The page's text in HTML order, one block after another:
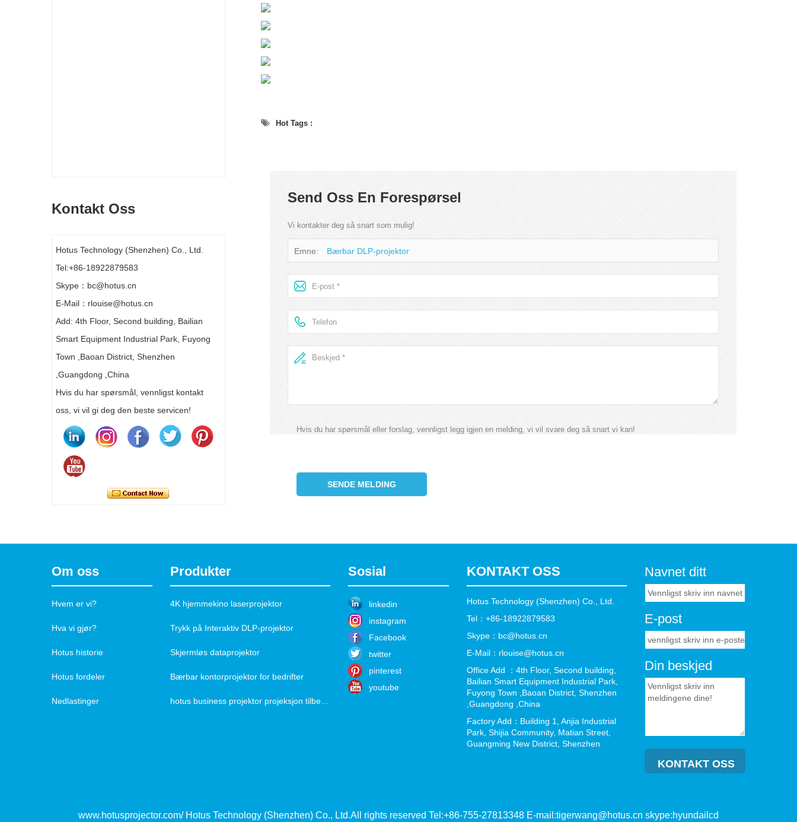
Kontakt Oss
Hotus Technology (Shenzhen) Co., Ltd.
Tel:+86-18922879583
Skype：bc@hotus.cn
E-Mail：rlouise@hotus.cn
Add: 4th Floor, Second building, Bailian
Smart Equipment Industrial Park, Fuyong
Town ,Baoan District, Shenzhen
,Guangdong ,China
Hvis du har spørsmål, vennligst kontakt
oss, vi vil gi deg den beste servicen!
Hot Tags :
Send Oss En Forespørsel
Vi kontakter deg så snart som mulig!
Emne: Bærbar DLP-projektor
Hvis du har spørsmål eller forslag, vennligst legg igjen en melding, vi vil svare deg så snart vi kan!
SENDE MELDING
Om oss
Hvem er vi?
Hva vi gjør?
Hotus historie
Hotus fordeler
Nedlastinger
Produkter
4K hjemmekino laserprojektor
Trykk på Interaktiv DLP-projektor
Skjermløs dataprojektor
Bærbar kontorprojektor for bedrifter
Sosial
linkedin
instagram
Facebook
twitter
pinterest
youtube
KONTAKT OSS
Hotus Technology (Shenzhen) Co., Ltd.
Tel：+86-18922879583
Skype：bc@hotus.cn
E-Mail：rlouise@hotus.cn
Office Add ：4th Floor, Second building,
Bailian Smart Equipment Industrial Park,
Fuyong Town ,Baoan District, Shenzhen
,Guangdong ,China
Factory Add：Building 1, Anjia Industrial
Park, Shijia Community, Matian Street,
Guangming New District, Shenzhen
Navnet ditt
E-post
Din beskjed
KONTAKT OSS
www.hotusprojector.com/ Hotus Technology (Shenzhen) Co., Ltd.All rights reserved Tel:+86-755-27813348 E-mail:tigerwang@hotus.cn skype:hyundailcd